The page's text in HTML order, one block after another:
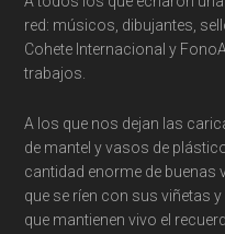
red: músicos, dibujantes,
Cohete Internacional y
trabajos.
A los que nos dejan las
de mantel y vasos de
cantidad enorme de buenas
que se ríen con sus viñetas
que mantienen vivo el